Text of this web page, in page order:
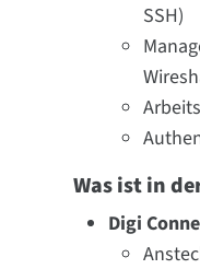
SSH)
Was ist in
Digi